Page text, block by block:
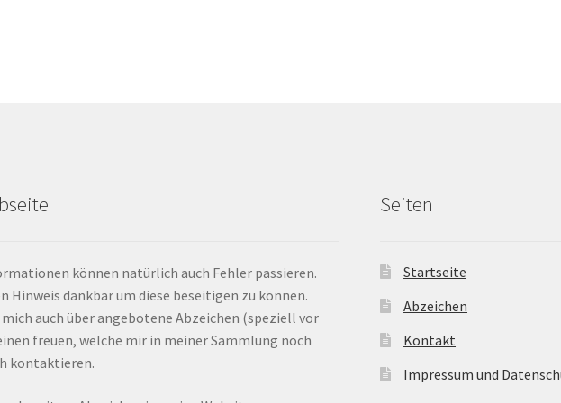
können natürlich auch Fehler passieren.
Hinweis dankbar um diese beseitigen zu können.
auch über angebotene Abzeichen (speziell vor
freuen, welche mir in meiner Sammlung noch
kontaktieren.
Seiten
Startseite
Abzeichen
Kontakt
Impressum und